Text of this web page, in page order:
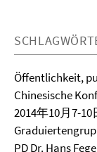
Öffentlichkeit,
Chinesische
2014年10月7-
PD Dr. Hans